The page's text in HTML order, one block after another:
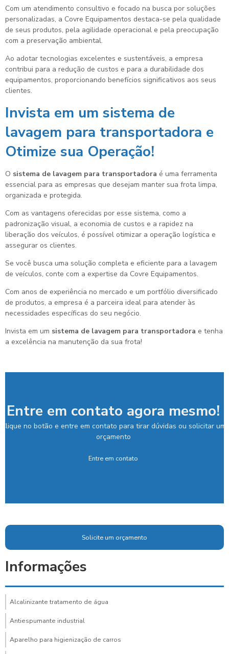
Com um atendimento consultivo e focado na busca por soluções
personalizadas, a Covre Equipamentos destaca-se pela qualidade
de seus produtos, pela agilidade operacional e pela preocupação
com a preservação ambiental.
Ao adotar tecnologias excelentes e sustentáveis, a empresa
contribui para a redução de custos e para a durabilidade dos
equipamentos, proporcionando benefícios significativos aos seus
clientes.
Invista em um sistema de
lavagem para transportadora e
Otimize sua Operação!
O sistema de lavagem para transportadora é uma ferramenta
essencial para as empresas que desejam manter sua frota limpa,
organizada e protegida.
Com as vantagens oferecidas por esse sistema, como a
padronização visual, a economia de custos e a rapidez na
liberação dos veículos, é possível otimizar a operação logística e
assegurar os clientes.
Se você busca uma solução completa e eficiente para a lavagem
de veículos, conte com a expertise da Covre Equipamentos.
Com anos de experiência no mercado e um portfólio diversificado
de produtos, a empresa é a parceira ideal para atender às
necessidades específicas do seu negócio.
Invista em um sistema de lavagem para transportadora e tenha
a excelência na manutenção da sua frota!
Entre em contato agora mesmo!
Clique no botão e entre em contato para tirar dúvidas ou solicitar um
orçamento
Entre em contato
Solicite um orçamento
Informações
Alcalinizante tratamento de água
Antiespumante industrial
Aparelho para higienização de carros